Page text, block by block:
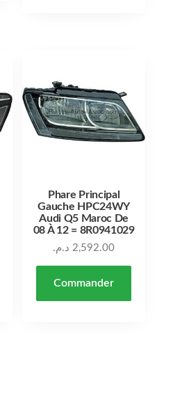
Phare Principal
Gauche HPC24WY
Audi Q5 Maroc De
08 À 12 = 8R0941029
2,592.00 د.م.
Commander